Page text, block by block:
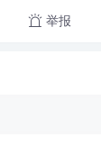
举报